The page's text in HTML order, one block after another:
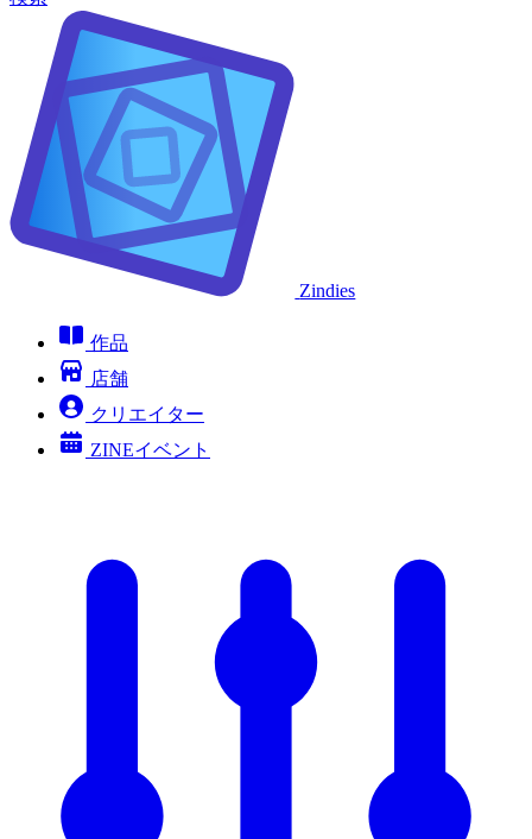
Zindies
作品
店舗
クリエイター
ZINEイベント